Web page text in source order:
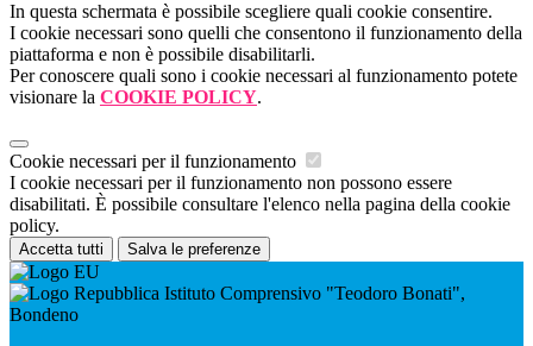
In questa schermata è possibile scegliere quali cookie consentire.
I cookie necessari sono quelli che consentono il funzionamento della
piattaforma e non è possibile disabilitarli.
Per conoscere quali sono i cookie necessari al funzionamento potete
visionare la COOKIE POLICY.
Cookie necessari per il funzionamento
I cookie necessari per il funzionamento non possono essere
disabilitati. È possibile consultare l'elenco nella pagina della cookie
policy.
Accetta tutti Salva le preferenze
Istituto Comprensivo "Teodoro Bonati",
Bondeno